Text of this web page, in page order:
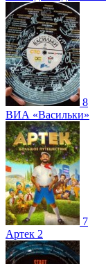
8
ВИА «Васильки»
7
Артек 2